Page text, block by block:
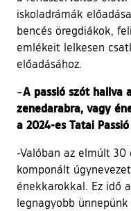
iskoladrámák
bencés öregdiákok,
emlékeit lelkesen
előadásához.
–A passió szót hallva
zenedarabra, vagy
a 2024-es Tatai Passió
-Valóban az elmúlt 30
komponált
énekkarokkal. Ez idő
legnagyobb